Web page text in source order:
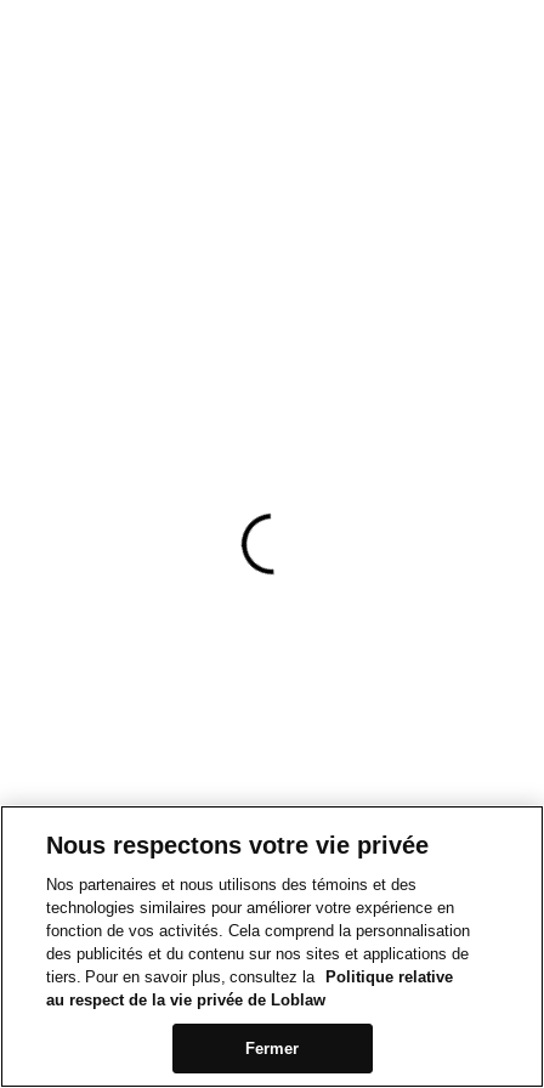
Nous respectons votre vie privée
Nos partenaires et nous utilisons des témoins et des
technologies similaires pour améliorer votre expérience en
fonction de vos activités. Cela comprend la personnalisation
des publicités et du contenu sur nos sites et applications de
tiers. Pour en savoir plus, consultez la
Politique relative
au respect de la vie privée de Loblaw
Fermer